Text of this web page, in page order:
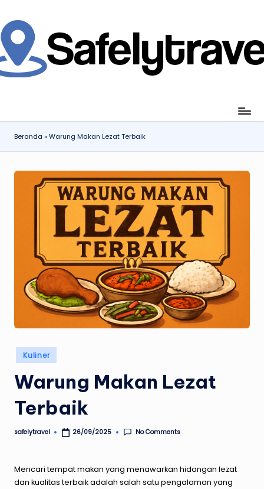
Skip
to
content
Beranda »Warung Makan Lezat Terbaik
Posted
in
Kuliner
Warung Makan Lezat
Terbaik
Posted
safelytravel 26/09/2025 No Comments
Mencari tempat makan yang menawarkan hidangan lezat
dan kualitas terbaik adalah salah satu pengalaman yang